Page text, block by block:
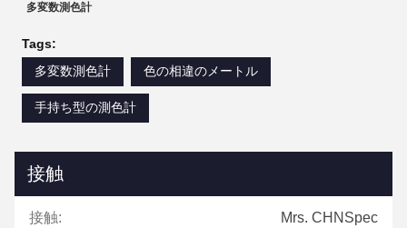
多変数測色計
Tags:
多変数測色計
色の相違のメートル
手持ち型の測色計
接触
接触: Mrs. CHNSpec